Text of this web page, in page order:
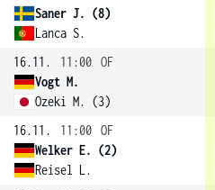
Saner J. (8)
Lanca S.
16.11.
11:00 OF
Vogt M.
Ozeki M. (3)
16.11.
11:00 OF
Welker E. (2)
Reisel L.